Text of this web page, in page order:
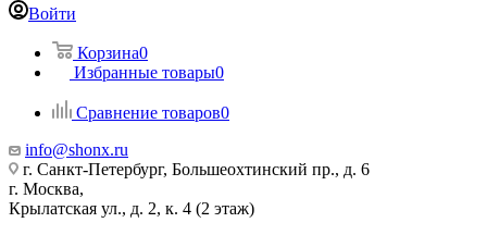
Войти
Корзина0
Избранные товары0
Сравнение товаров0
info@shonx.ru
г. Санкт-Петербург, Большеохтинский пр., д. 6
г. Москва,
Крылатская ул., д. 2, к. 4 (2 этаж)